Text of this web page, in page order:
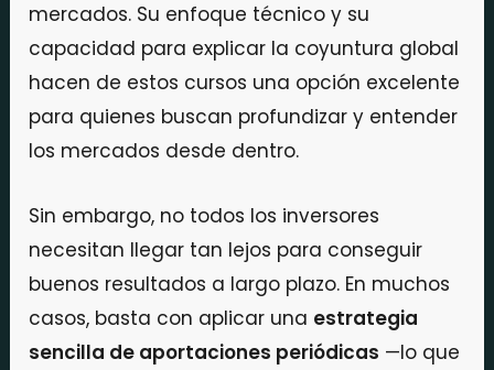
mercados. Su enfoque técnico y su
capacidad para explicar la coyuntura global
hacen de estos cursos una opción excelente
para quienes buscan profundizar y entender
los mercados desde dentro.
Sin embargo, no todos los inversores
necesitan llegar tan lejos para conseguir
buenos resultados a largo plazo. En muchos
casos, basta con aplicar una estrategia
sencilla de aportaciones periódicas —lo que